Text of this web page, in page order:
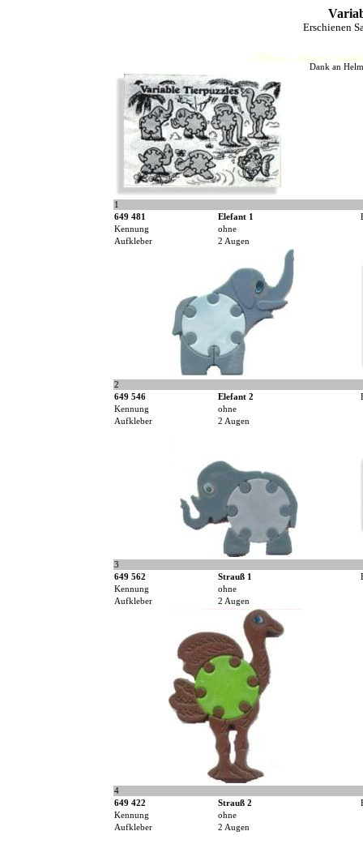
Erschienen
HJFHenze - Helmut´s
Dank an
1
649 481
Elefant 1
Kennung
ohne
Aufkleber
2 Augen
2
649 546
Elefant 2
Kennung
ohne
Aufkleber
2 Augen
3
649 562
Strauß 1
Kennung
ohne
Aufkleber
2 Augen
4
649 422
Strauß 2
Kennung
ohne
Aufkleber
2 Augen